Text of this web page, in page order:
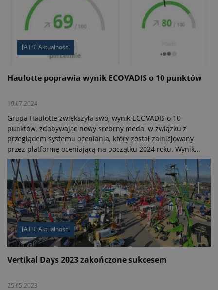
[ATB] Aktualności
Haulotte poprawia wynik ECOVADIS o 10 punktów
19.07.2024
Grupa Haulotte zwiększyła swój wynik ECOVADIS o 10
punktów, zdobywając nowy srebrny medal w związku z
przeglądem systemu oceniania, który został zainicjowany
przez platformę oceniającą na początku 2024 roku. Wynik
ogólny wzrósł z 59/100 w 2023 roku do 69/100 w 2024 roku.
Dzięki temu wynikowi, Grupa znalazła się wśród
najlepszych 4% firm ocenianych przez EcoVadis w sektorze
produkcji maszyn.
[ATB] Aktualności
Vertikal Days 2023 zakończone sukcesem
25.05.2023